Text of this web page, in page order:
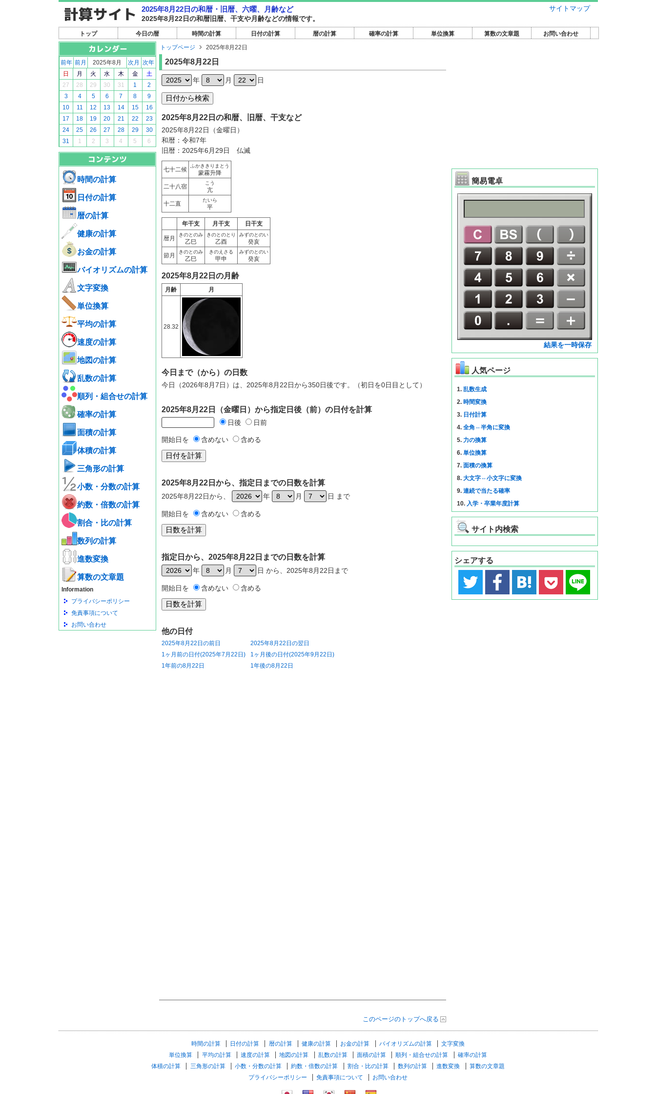
サイトマップ
2025年8月22日の和暦・旧暦、六曜、月齢など
2025年8月22日の和暦旧暦、干支や月齢などの情報です。
トップ 今日の暦 時間の計算 日付の計算 暦の計算 確率の計算 単位換算 算数の文章題 お問い合わせ
前年 前月 2025年8月 次月
次年
日
月 火 水 木 金
土
27
28 29 30 31 1
2
3
4 5 6 7 8
9
10
11 12 13 14 15
16
17
18 19 20 21 22
23
24
25 26 27 28 29
30
31
1 2 3 4 5 6
時間の計算
日付の計算
暦の計算
健康の計算
お金の計算
バイオリズムの計算
文字変換
単位換算
平均の計算
速度の計算
地図の計算
乱数の計算
順列・組合せの計算
確率の計算
面積の計算
体積の計算
三角形の計算
小数・分数の計算
約数・倍数の計算
割合・比の計算
数列の計算
進数変換
算数の文章題
Information
プライバシーポリシー
免責事項について
お問い合わせ
トップページ 2025年8月22日
2025年8月22日
年 月 日
2025年8月22日の和暦、旧暦、干支など
2025年8月22日（金曜日）
和暦：令和7年
旧暦：2025年6月29日 仏滅
七十二候
ふかききりまとう
蒙霧升降
二十八宿
こう
亢
十二直
たいら
平
年干支 月干支 日干支
暦月
きのとのみ
乙巳
きのとのとり
乙酉
みずのとのい
癸亥
節月
きのとのみ
乙巳
きのえさる
甲申
みずのとのい
癸亥
2025年8月22日の月齢
月齢 月
28.32
今日まで（から）の日数
今日（2026年8月7日）は、2025年8月22日から350日後です。（初日を0日目として）
2025年8月22日（金曜日）から指定日後（前）の日付を計算
日後 日前
開始日を 含めない 含める
2025年8月22日から、指定日までの日数を計算
2025年8月22日から、 年 月 日 まで
開始日を 含めない 含める
指定日から、2025年8月22日までの日数を計算
年 月 日 から、2025年8月22日まで
開始日を 含めない 含める
他の日付
2025年8月22日の前日
2025年8月22日の翌日
1ヶ月前の日付(2025年7月22日)
1ヶ月後の日付(2025年9月22日)
1年前の8月22日
1年後の8月22日
このページのトップへ戻る
簡易電卓
結果を一時保存
人気ページ
1. 乱数生成
2. 時間変換
3. 日付計算
4. 全角⇔半角に変換
5. 力の換算
6. 単位換算
7. 面積の換算
8. 大文字⇔小文字に変換
9. 連続で当たる確率
10. 入学・卒業年度計算
サイト内検索
シェアする
時間の計算 日付の計算 暦の計算 健康の計算 お金の計算 バイオリズムの計算
文字変換
単位換算
平均の計算 速度の計算 地図の計算 乱数の計算 面積の計算 順列・組合せの計算
確率の計算
体積の計算
三角形の計算 小数・分数の計算 約数・倍数の計算 割合・比の計算 数列の計算 進数変換
算数の文章題
プライバシーポリシー
免責事項について お問い合わせ